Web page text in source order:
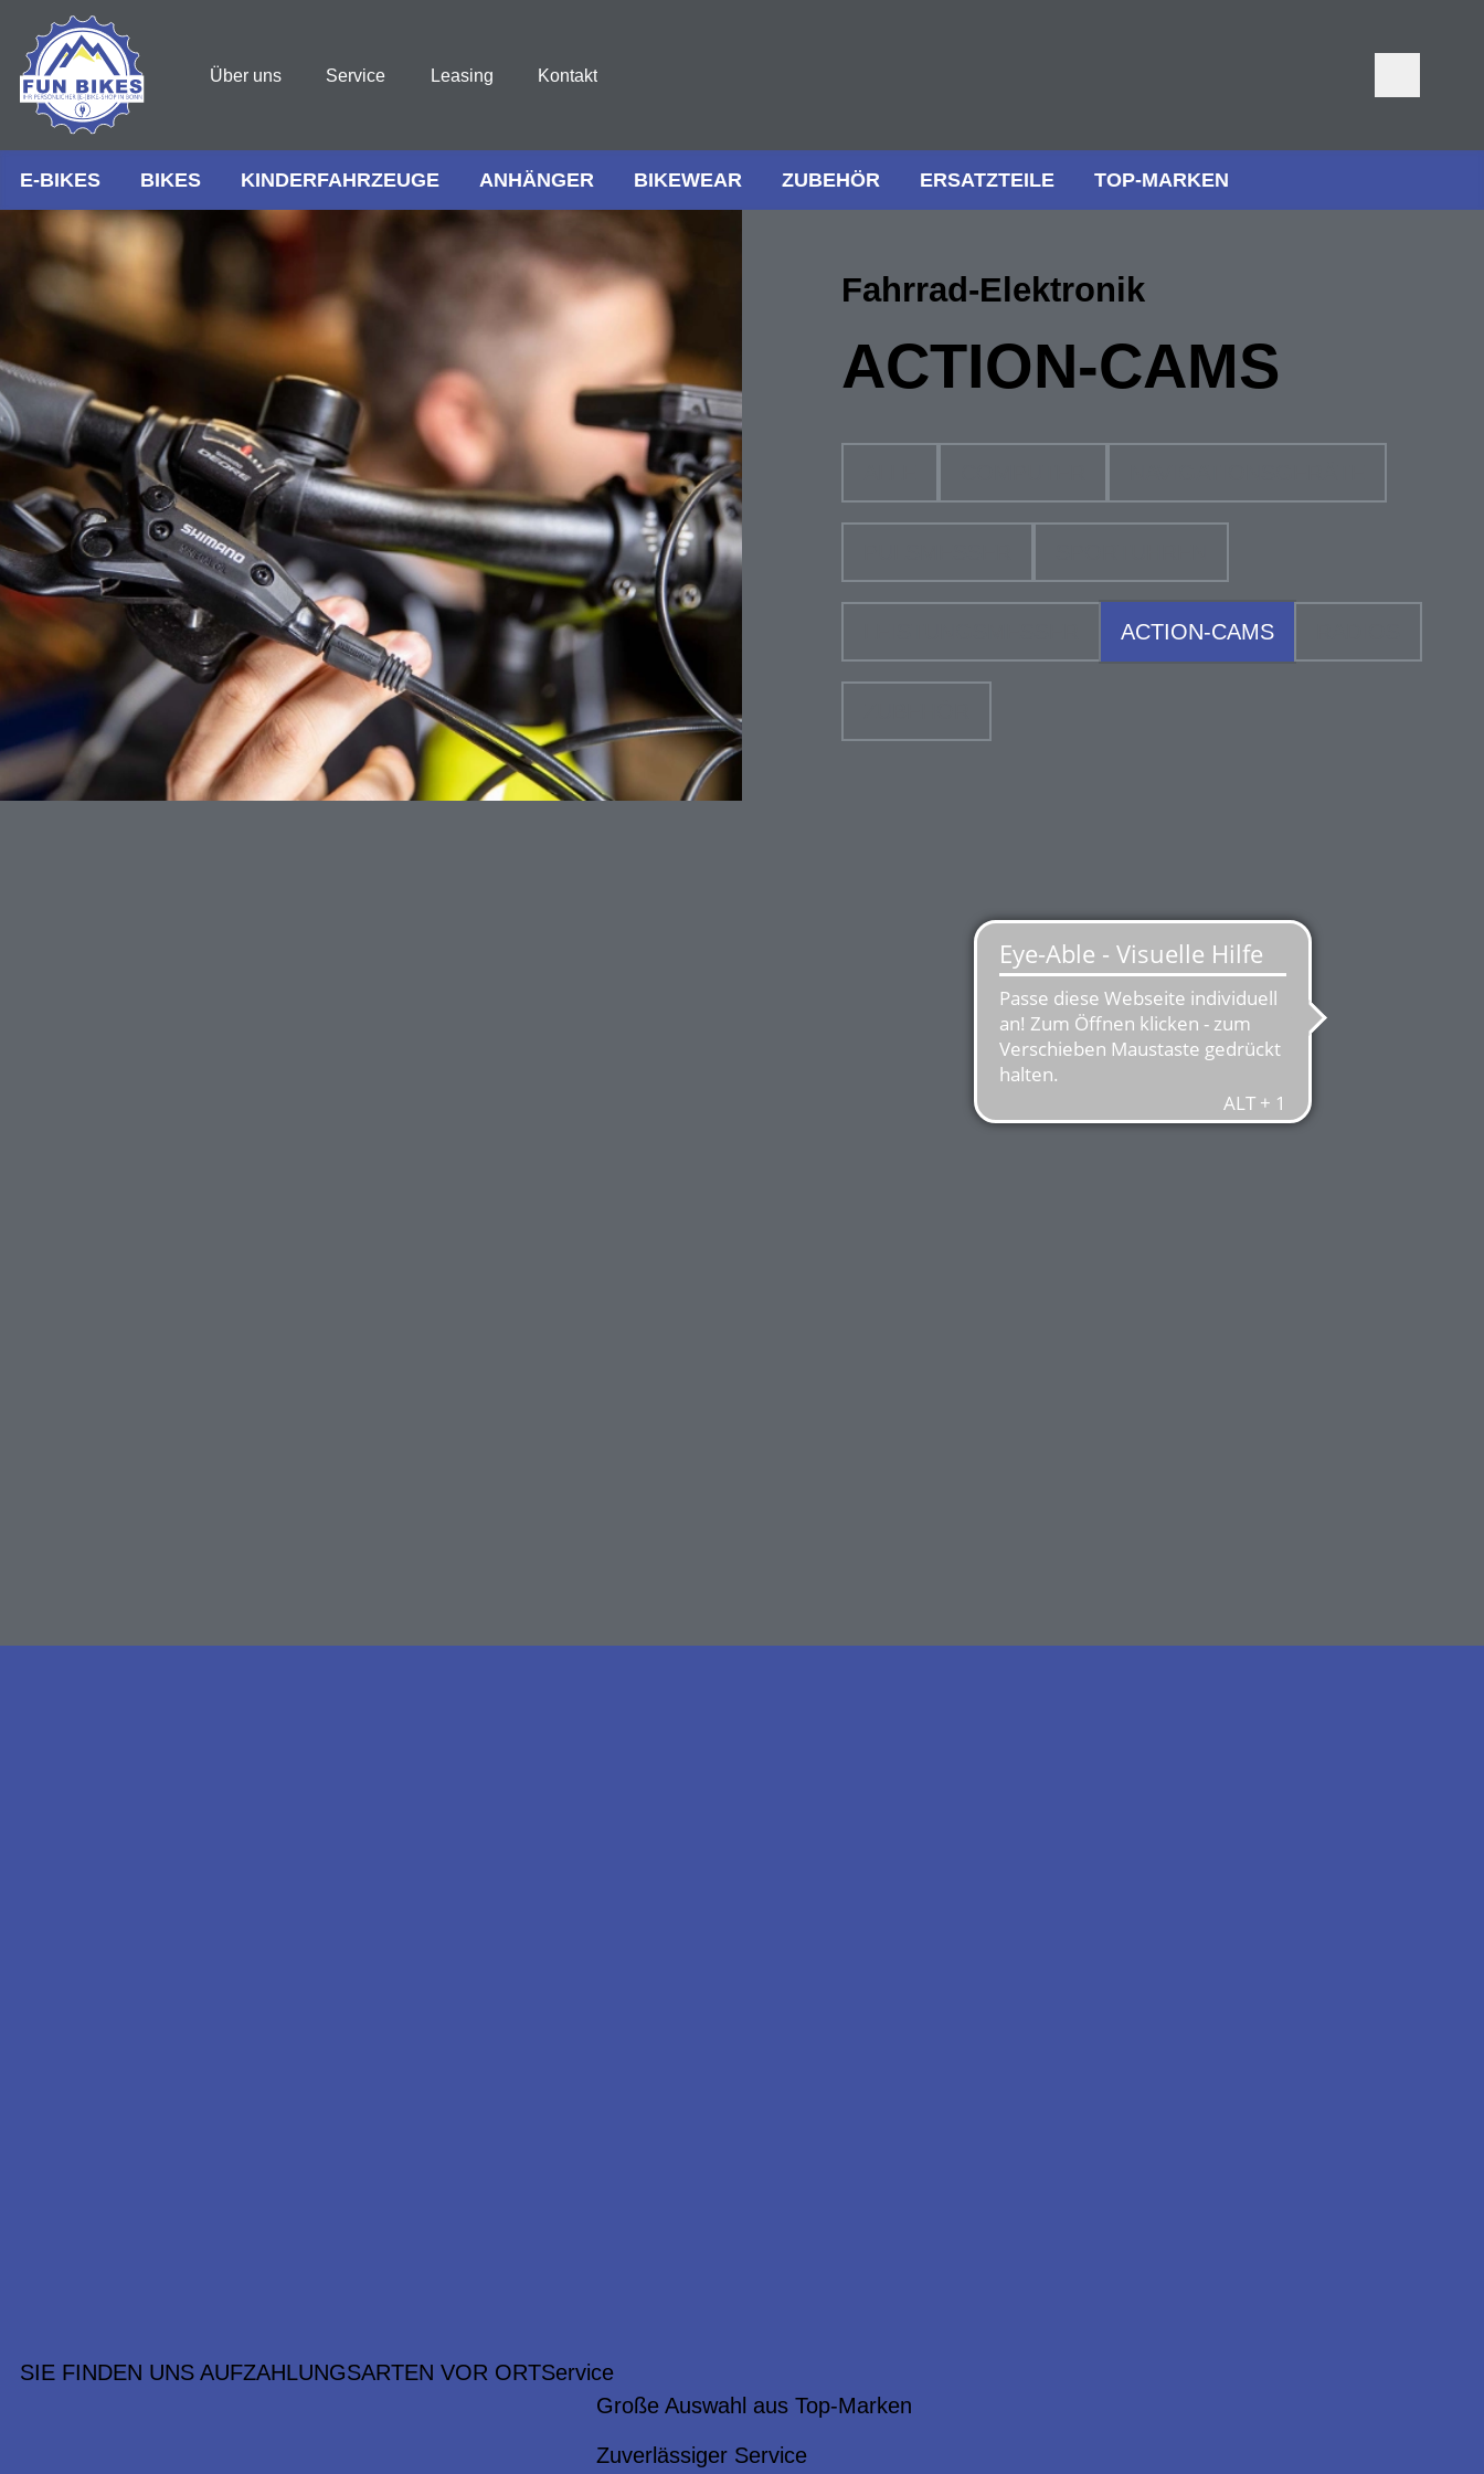
Über uns Service Leasing Kontakt
E-BIKES BIKES KINDERFAHRZEUGE ANHÄNGER BIKEWEAR ZUBEHÖR ERSATZTEILE TOP-MARKEN
Fahrrad-Elektronik
ACTION-CAMS
ACTION-CAMS
SIE FINDEN UNS AUFZAHLUNGSARTEN VOR ORTService
Große Auswahl aus Top-Marken
Zuverlässiger Service